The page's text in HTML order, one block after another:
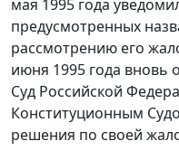
мая 1995 года
предусмотренных
рассмотрению его
июня 1995 года вновь
Суд Российской
Конституционным
решения по своей